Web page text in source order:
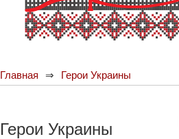
Главная Герои Украины
Герои Украины